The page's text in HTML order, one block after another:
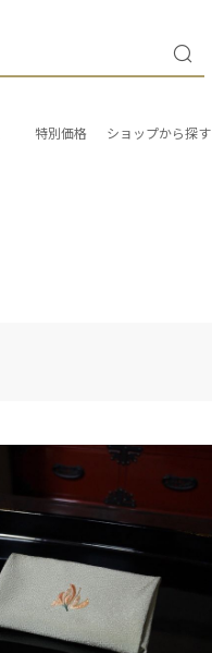
特別価格 ショップから探す